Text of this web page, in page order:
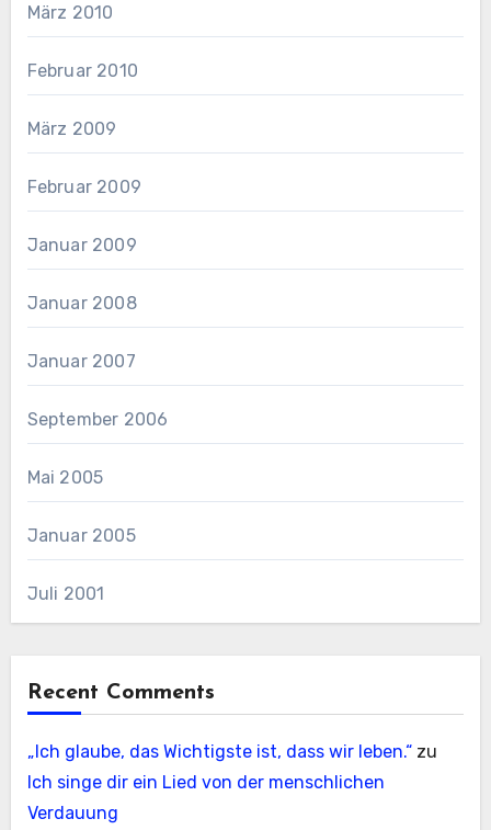
März 2010
Februar 2010
März 2009
Februar 2009
Januar 2009
Januar 2008
Januar 2007
September 2006
Mai 2005
Januar 2005
Juli 2001
Recent Comments
„Ich glaube, das Wichtigste ist, dass wir leben.“zu
Ich singe dir ein Lied von der menschlichen
Verdauung